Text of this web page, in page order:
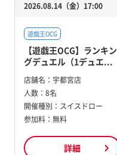
2026.08.14（金）17:00
遊戯王OCG
【遊戯王OCG】ランキン
グデュエル（1デュエ...
店舗名： 宇都宮店
人数： 8名
開催種別： スイスドロー
参加料： 無料
詳細